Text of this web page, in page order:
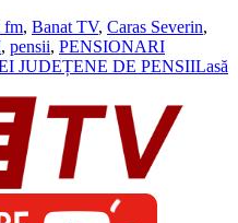
fm, Banat TV, Caras Severin,
, pensii, PENSIONARI
JUDEȚENE DE PENSIILasă